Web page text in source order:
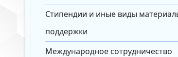
Стипендии и иные виды
поддержки
Международное сотрудничество